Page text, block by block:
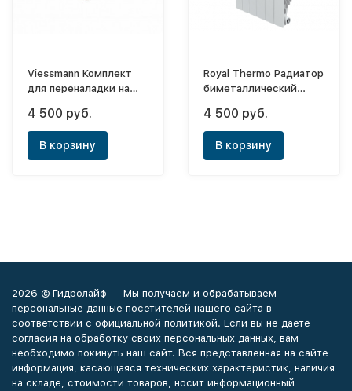
Viessmann Комплект
для переналадки на
24кВт (закрытая
камера)
4 500 руб.
В корзину
Royal Thermo Радиатор
биметаллический
500х6 (боковое)
4 500 руб.
В корзину
2026 © Гидролайф — Мы получаем и обрабатываем
персональные данные посетителей нашего сайта в
соответствии с официальной политикой. Если вы не даете
согласия на обработку своих персональных данных, вам
необходимо покинуть наш сайт. Вся представленная на сайте
информация, касающаяся технических характеристик, наличия
на складе, стоимости товаров, носит информационный